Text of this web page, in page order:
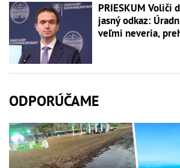
PRIESKUM Voliči
jasný odkaz:
veľmi neveria,
ODPORÚČAME